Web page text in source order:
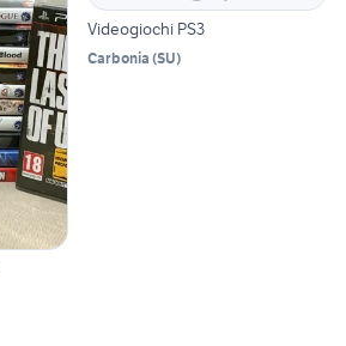
Videogiochi PS3
Carbonia (SU)